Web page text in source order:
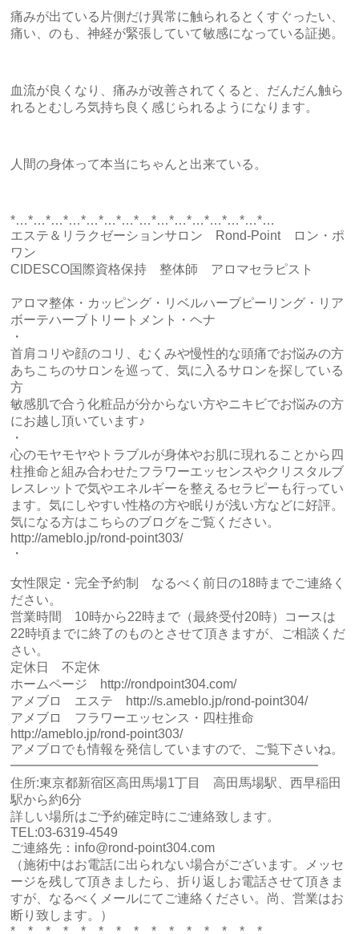
痛みが出ている片側だけ異常に触られるとくすぐったい、
痛い、のも、神経が緊張していて敏感になっている証拠。
血流が良くなり、痛みが改善されてくると、だんだん触ら
れるとむしろ気持ち良く感じられるようになります。
人間の身体って本当にちゃんと出来ている。
*…*…*…*…*…*…*…*…*…*…*…*…*…*…*…
エステ＆リラクゼーションサロン Rond-Point ロン・ポ
ワン
CIDESCO国際資格保持 整体師 アロマセラピスト
アロマ整体・カッピング・リベルハーブピーリング・リア
ボーテハーブトリートメント・ヘナ
・
首肩コリや顔のコリ、むくみや慢性的な頭痛でお悩みの方
あちこちのサロンを巡って、気に入るサロンを探している
方
敏感肌で合う化粧品が分からない方やニキビでお悩みの方
にお越し頂いています♪
・
心のモヤモヤやトラブルが身体やお肌に現れることから四
柱推命と組み合わせたフラワーエッセンスやクリスタルブ
レスレットで気やエネルギーを整えるセラピーも行ってい
ます。気にしやすい性格の方や眠りが浅い方などに好評。
気になる方はこちらのブログをご覧ください。
http://ameblo.jp/rond-point303/
・
女性限定・完全予約制 なるべく前日の18時までご連絡く
ださい。
営業時間 10時から22時まで（最終受付20時）コースは
22時頃までに終了のものとさせて頂きますが、ご相談くだ
さい。
定休日 不定休
ホームページ
http://rondpoint304.com/
アメブロ エステ
http://s.ameblo.jp/rond-point304/
アメブロ フラワーエッセンス・四柱推命
http://ameblo.jp/rond-point303/
アメブロでも情報を発信していますので、ご覧下さいね。
━━━━━━━━━━━━━━━━━━━━━━━━
住所:東京都新宿区高田馬場1丁目 高田馬場駅、西早稲田
駅から約6分
詳しい場所はご予約確定時にご連絡致します。
TEL:03-6319-4549
ご連絡先：info@rond-point304.com
（施術中はお電話に出られない場合がございます。メッセ
ージを残して頂きましたら、折り返しお電話させて頂きま
すが、なるべくメールにてご連絡ください。尚、営業はお
断り致します。）